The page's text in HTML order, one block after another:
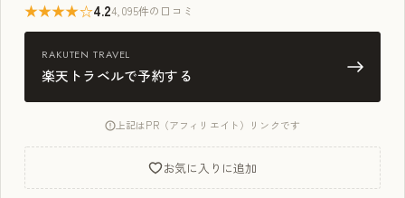
★★★★☆4.24,095件の口コミ
RAKUTEN TRAVEL
楽天トラベルで予約する
上記はPR（アフィリエイト）リンクです
お気に入りに追加